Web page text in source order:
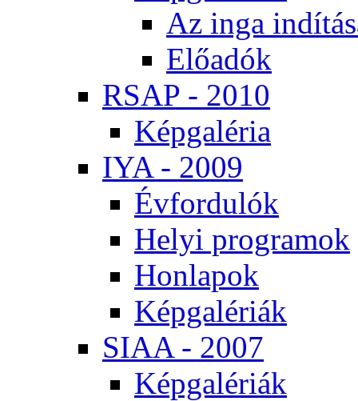
Az in­ga
Elő­adók
RSAP - 2010
Kép­ga­lé­ria
IYA - 2009
Év­for­du­lók
He­lyi prog­ra­mok
Hon­la­pok
Kép­ga­lé­ri­ák
SI­AA - 2007
Kép­ga­lé­ri­ák